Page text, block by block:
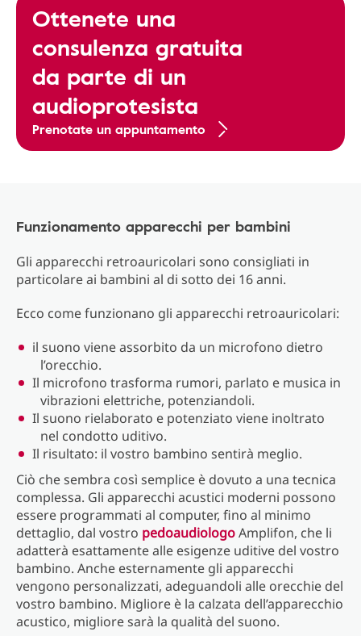
Ottenete una
consulenza gratuita
da parte di un
audioprotesista
Prenotate un appuntamento
Funzionamento apparecchi per bambini
Gli apparecchi retroauricolari sono consigliati in
particolare ai bambini al di sotto dei 16 anni.
Ecco come funzionano gli apparecchi retroauricolari:
il suono viene assorbito da un microfono dietro
l’orecchio.
Il microfono trasforma rumori, parlato e musica in
vibrazioni elettriche, potenziandoli.
Il suono rielaborato e potenziato viene inoltrato
nel condotto uditivo.
Il risultato: il vostro bambino sentirà meglio.
Ciò che sembra così semplice è dovuto a una tecnica
complessa. Gli apparecchi acustici moderni possono
essere programmati al computer, fino al minimo
dettaglio, dal vostro pedoaudiologoAmplifon, che li
adatterà esattamente alle esigenze uditive del vostro
bambino. Anche esternamente gli apparecchi
vengono personalizzati, adeguandoli alle orecchie del
vostro bambino. Migliore è la calzata dell’apparecchio
acustico, migliore sarà la qualità del suono.